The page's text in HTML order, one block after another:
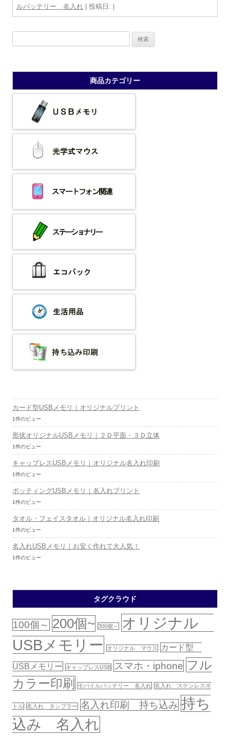
ルバッテリー 名入れ | 投稿日:
商品カテゴリー
カード型USBメモリ｜オリジナルプリント
1件のビュー
形状オリジナルUSBメモリ｜２Ｄ平面・３Ｄ立体
1件のビュー
キャップレスUSBメモリ｜オリジナル名入れ印刷
1件のビュー
ポッティングUSBメモリ｜名入れプリント
1件のビュー
タオル・フェイスタオル｜オリジナル名入れ印刷
1件のビュー
名入れUSBメモリ｜お安く作れて大人気！
1件のビュー
タグクラウド
100個～ 200個~ 300個～
オリジナル
USBメモリー
オリジナル マウス カード型
USBメモリー キャップレスUSB スマホ・iphone フル
カラー印刷
モバイルバッテリー 名入れ 名入れ ステンレスボ
トル 名入れ タンブラー 名入れ印刷 持ち込み 持ち
込み 名入れ